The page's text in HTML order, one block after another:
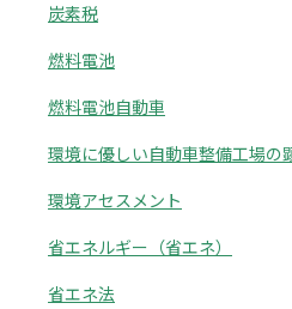
炭素税
燃料電池
燃料電池自動車
環境に優しい自動車整備工場の
環境アセスメント
省エネルギー（省エネ）
省エネ法